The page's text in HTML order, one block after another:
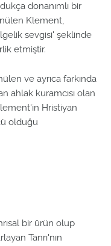
donanımlı bir
Klement,
sevgisi' şeklinde
etmiştir.
ve ayrıca farkında
ahlak kuramcısı olan
Hristiyan
olduğu
bir ürün olup
Tanrı'nın